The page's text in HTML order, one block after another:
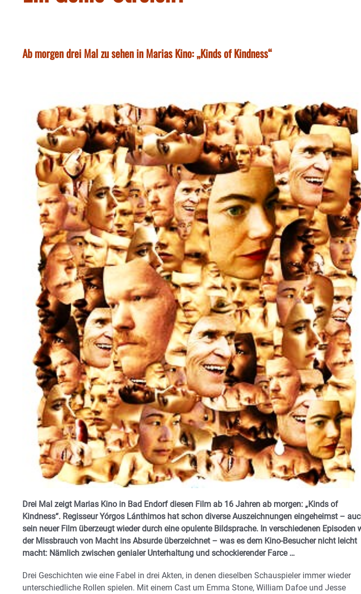
Ab morgen drei Mal zu sehen in Marias Kino: „Kinds of Kindness“
Drei Mal zeigt Marias Kino in Bad Endorf diesen Film ab 16 Jahren ab morgen: „Kinds of
Kindness“. Regisseur Yórgos Lánthimos hat schon diverse Auszeichnungen eingeheimst –
sein neuer Film überzeugt wieder durch eine opulente Bildsprache. In verschiedenen Episoden
der Missbrauch von Macht ins Absurde überzeichnet – was es dem Kino-Besucher nicht leicht
macht: Nämlich zwischen genialer Unterhaltung und schockierender Farce …
Drei Geschichten wie eine Fabel in drei Akten, in denen dieselben Schauspieler immer wieder
unterschiedliche Rollen spielen. Mit einem Cast um Emma Stone, William Dafoe und Jesse